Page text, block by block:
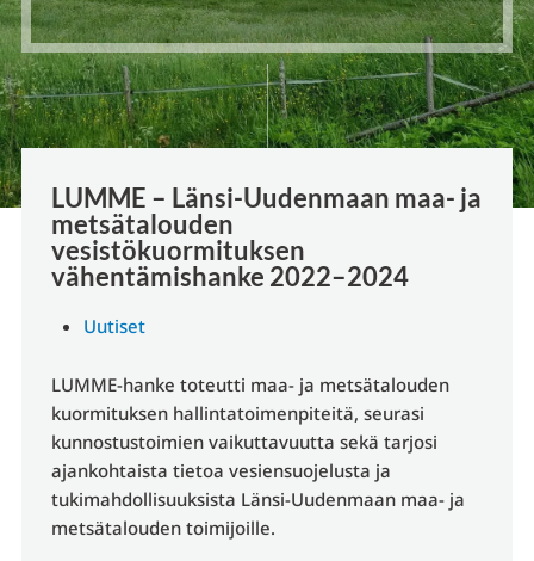
LUMME – Länsi-Uudenmaan maa- ja
metsätalouden
vesistökuormituksen
vähentämishanke 2022–2024
Uutiset
LUMME-hanke toteutti maa- ja metsätalouden
kuormituksen hallintatoimenpiteitä, seurasi
kunnostustoimien vaikuttavuutta sekä tarjosi
ajankohtaista tietoa vesiensuojelusta ja
tukimahdollisuuksista Länsi-Uudenmaan maa- ja
metsätalouden toimijoille.